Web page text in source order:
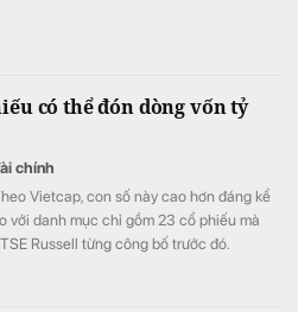
có thể đón dòng vốn tỷ
chính
Vietcap, con số này cao hơn đáng kể
với danh mục chỉ gồm 23 cổ phiếu mà
Russell từng công bố trước đó.